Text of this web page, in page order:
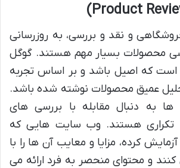
و نقد و بررسی، به روزرسانی
محصولات بسیار مهم هستند. گوگل
است که اصیل باشد و بر اساس تجربه
عمیق محصولات نوشته شده باشد.
ها به دنبال مقابله با بررسی های
تکراری هستند. وب سایت هایی که
کرده، مزایا و معایب آن ها را با
و محتوای منحصر به فرد ارائه می